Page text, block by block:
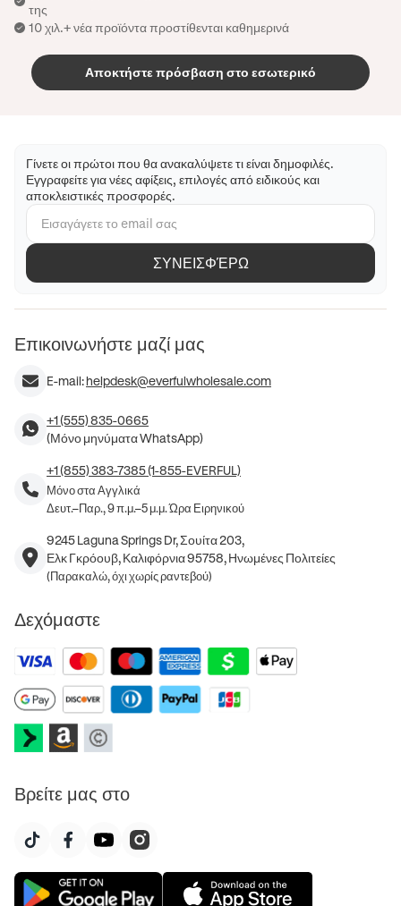
της
10 χιλ.+ νέα προϊόντα προστίθενται καθημερινά
Αποκτήστε πρόσβαση στο εσωτερικό
Γίνετε οι πρώτοι που θα ανακαλύψετε τι είναι δημοφιλές.
Εγγραφείτε για νέες αφίξεις, επιλογές από ειδικούς και
αποκλειστικές προσφορές.
ΣΥΝΕΙΣΦΈΡΩ
Επικοινωνήστε μαζί μας
E-mail:helpdesk@everfulwholesale.com
+1 (555) 835-0665
(Μόνο μηνύματα WhatsApp)
+1 (855) 383-7385 (1-855-EVERFUL)
Μόνο στα Αγγλικά
Δευτ.–Παρ., 9 π.μ.–5 μ.μ. Ώρα Ειρηνικού
9245 Laguna Springs Dr, Σουίτα 203,
Ελκ Γκρόουβ, Καλιφόρνια 95758, Ηνωμένες Πολιτείες
(Παρακαλώ, όχι χωρίς ραντεβού)
Δεχόμαστε
Βρείτε μας στο